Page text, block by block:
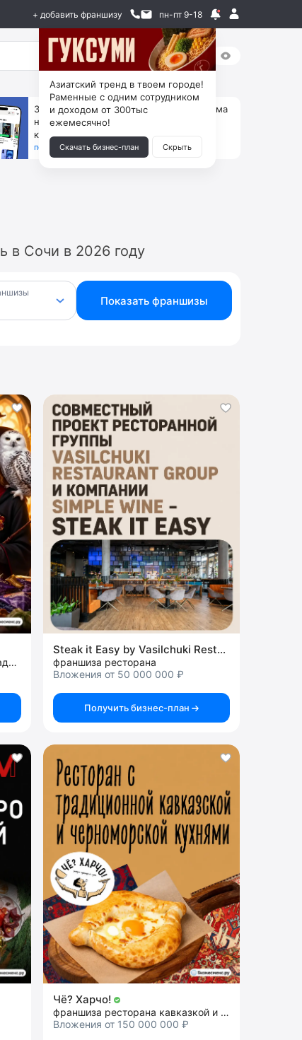
+ добавить франшизу пн-пт 9-18
За 90 тыс. открой магазин на Авито, дома
ни коробок, ни товара, ни склада, зато
каждый месяц +125 тыс. чистыми
получить бизнес-план ↓
в Сочи в 2026 году
Показать франшизы
сеть островков и магазинов сладостей
Steak it Easy by Vasilchuki Restaurant Group
франшиза ресторана
Вложения от 50 000 000 ₽
Получить бизнес-план
Чё? Харчо!
франшиза ресторана кавказкой и черноморской кухни
Вложения от 150 000 000 ₽
Азиатский тренд в твоем городе!
Раменные с одним сотрудником
и доходом от 300тыс
ежемесячно!
Скачать бизнес-план Скрыть